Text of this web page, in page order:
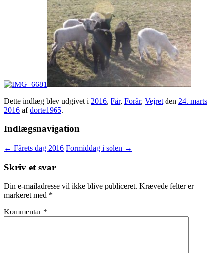
Dette indlæg blev udgivet i 2016, Får, Forår, Vejret den 24. marts
2016 afdorte1965.
Indlægsnavigation
← Fårets dag 2016 Formiddag i solen →
Skriv et svar
Din e-mailadresse vil ikke blive publiceret. Krævede felter er
markeret med *
Kommentar *